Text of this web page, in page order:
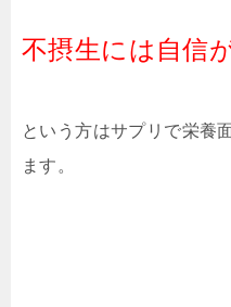
不摂生には自信
という方はサプリで栄養
ます。